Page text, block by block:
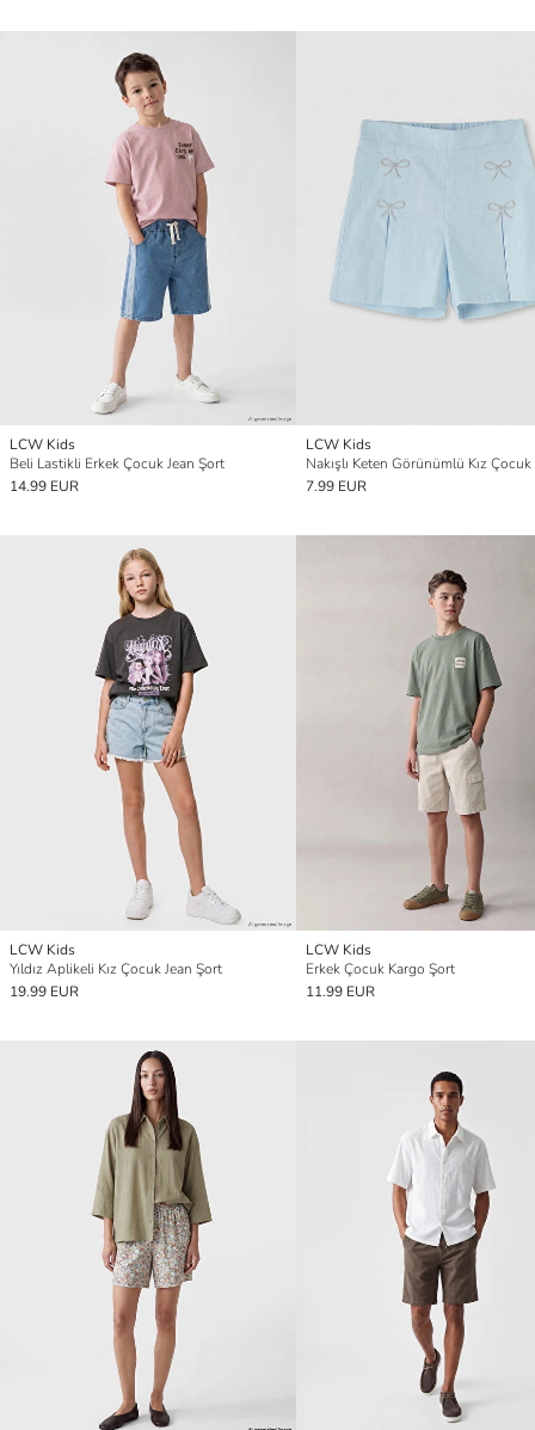
LCW Kids
Beli Lastikli Erkek Çocuk Jean Şort
14.99 EUR
LCW Kids
Nakışlı Keten Görünümlü Kız
7.99 EUR
LCW Kids
Yıldız Aplikeli Kız Çocuk Jean Şort
19.99 EUR
LCW Kids
Erkek Çocuk Kargo Şort
11.99 EUR